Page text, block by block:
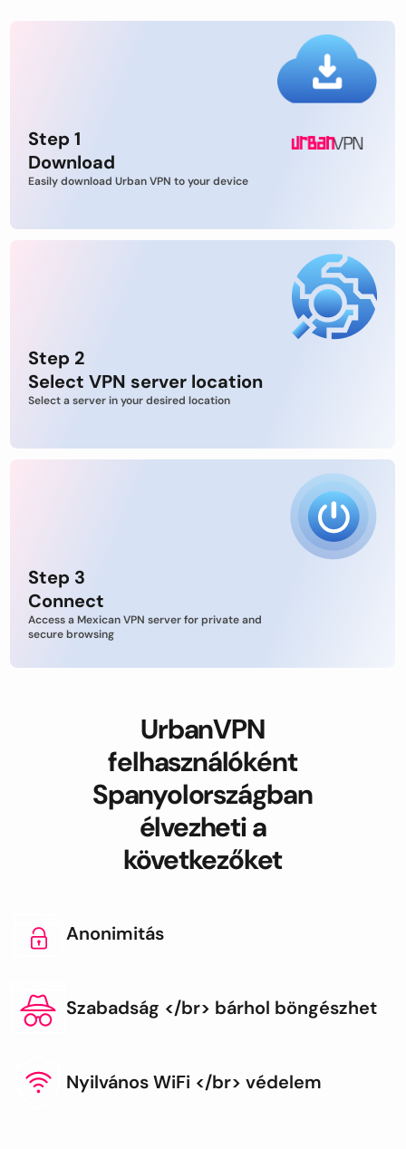
Step 1
Download
Easily download Urban VPN to your device
Step 2
Select VPN server location
Select a server in your desired location
Step 3
Connect
Access a Mexican VPN server for private and
secure browsing
UrbanVPN
felhasználóként
Spanyolországban
élvezheti a
következőket
Anonimitás
Szabadság </br> bárhol böngészhet
Nyilvános WiFi </br> védelem